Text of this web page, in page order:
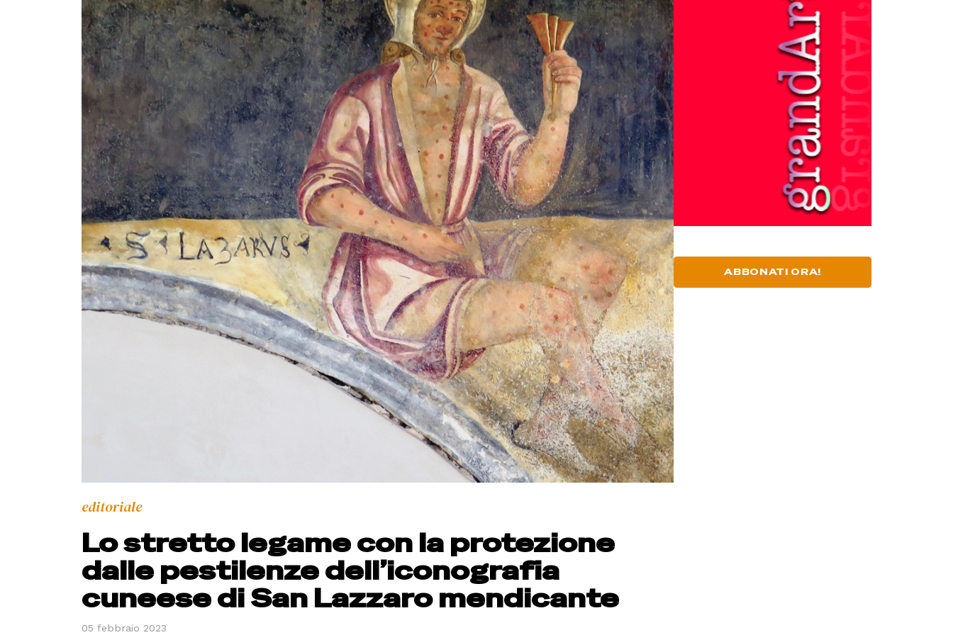
editoriale
Lo stretto legame con la protezione
dalle pestilenze dell’iconografia
cuneese di San Lazzaro mendicante
05 febbraio 2023
ABBONATI ORA!